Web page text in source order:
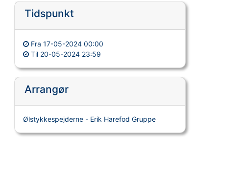
Tidspunkt
Fra17-05-2024 00:00
Til 20-05-2024 23:59
Arrangør
Ølstykkespejderne - Erik Harefod Gruppe